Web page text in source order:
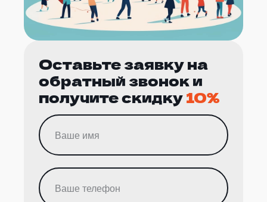
Оставьте заявку на
обратный звонок и
получите скидку10%